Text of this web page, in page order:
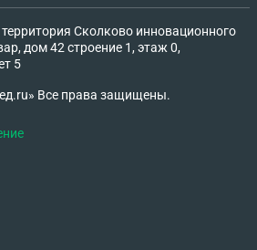
Сколково инновационного
дом 42 строение 1, этаж 0,
5
Все права защищены.